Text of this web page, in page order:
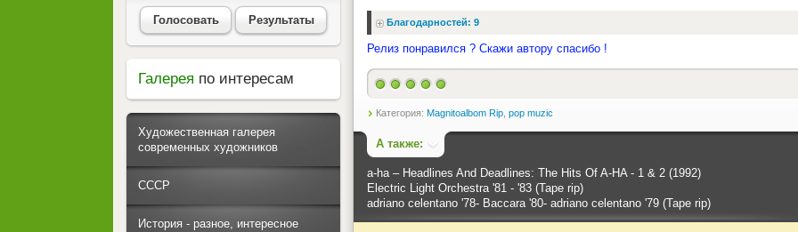
Благодарностей: 9
Релиз понравился ? Скажи автору спасибо !
Категория: Magnitoalbom Rip pop muzic
А также:
a-ha – Headlines And Deadlines: The Hits Of A-HA - 1 & 2 (1992)
Electric Light Orchestra '81 - '83 (Tape rip)
adriano celentano '78- Baccara '80- adriano celentano '79 (Tape rip)
Голосовать Результаты
Галерея по интересам
Художественная галерея
современных художников
СССР
История - разное, интересное